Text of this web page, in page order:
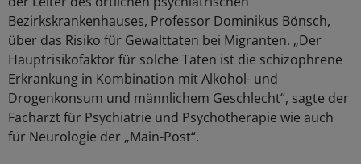
Bezirkskrankenhauses, Professor Dominikus Bönsch,
über das Risiko für Gewalttaten bei Migranten. „Der
Hauptrisikofaktor für solche Taten ist die schizophrene
Erkrankung in Kombination mit Alkohol- und
Drogenkonsum und männlichem Geschlecht“, sagte der
Facharzt für Psychiatrie und Psychotherapie wie auch
für Neurologie der „Main-Post“.